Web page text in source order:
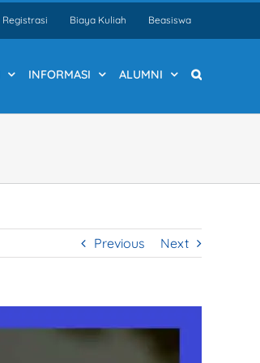
Registrasi Biaya Kuliah Beasiswa
INFORMASI ALUMNI
Previous Next